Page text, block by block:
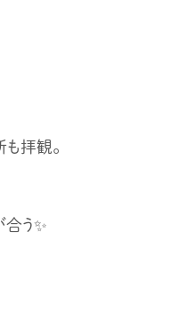
拝観。
う✨